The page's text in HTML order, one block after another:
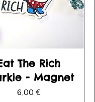
The Rich
- Magnet
Preis
6,00 €